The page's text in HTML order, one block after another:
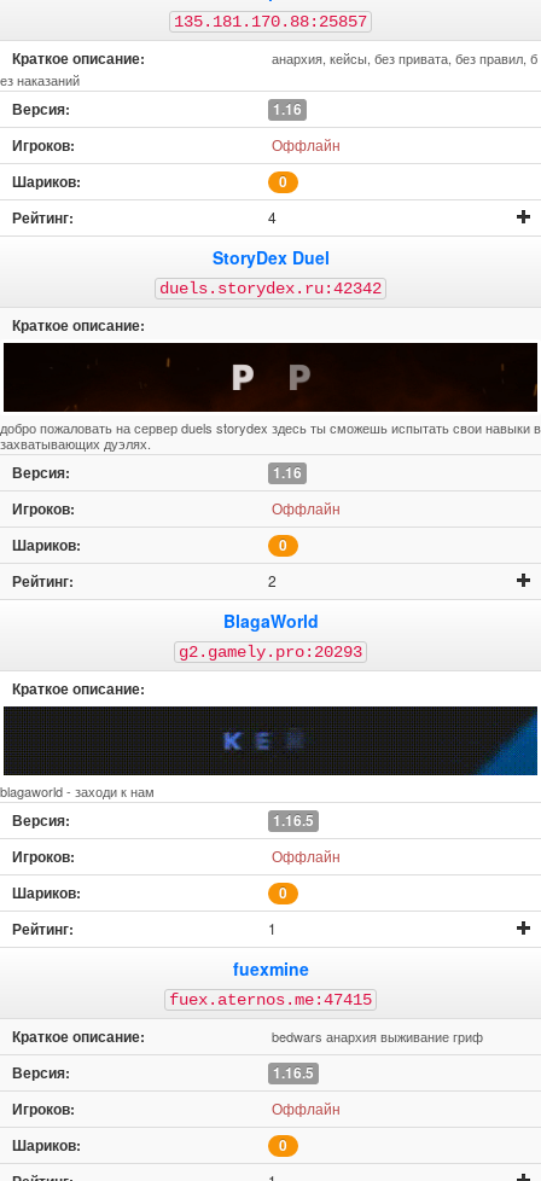
135.181.170.88:25857
анархия, кейсы, без привата, без правил, б
ез наказаний
1.16
Оффлайн
0
4
StoryDex Duel
duels.storydex.ru:42342
добро пожаловать на сервер duels storydex здесь ты сможешь испытать свои навыки в
захватывающих дуэлях.
1.16
Оффлайн
0
2
BlagaWorld
g2.gamely.pro:20293
blagaworld - заходи к нам
1.16.5
Оффлайн
0
1
fuexmine
fuex.aternos.me:47415
bedwars анархия выживание гриф
1.16.5
Оффлайн
0